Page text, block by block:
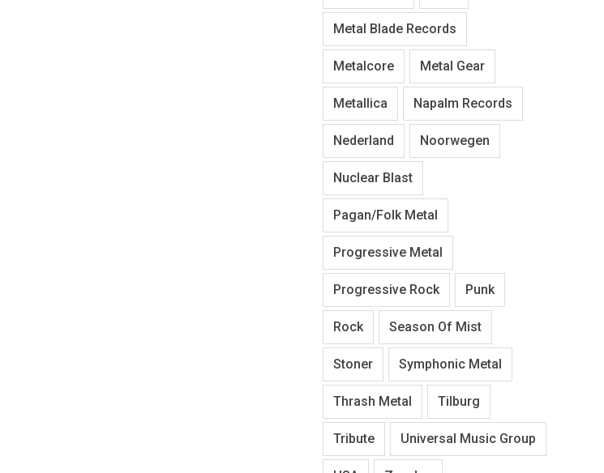
Metal Blade Records
Metalcore Metal Gear
Metallica Napalm Records
Nederland Noorwegen
Nuclear Blast
Pagan/Folk Metal
Progressive Metal
Progressive Rock Punk
Rock Season Of Mist
Stoner Symphonic Metal
Thrash Metal Tilburg
Tribute Universal Music Group